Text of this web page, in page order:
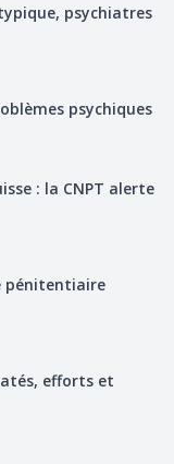
psychiatres
psychiques
: la CNPT alerte
pénitentiaire
efforts et